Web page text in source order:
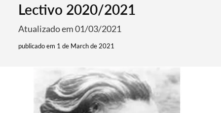
Lectivo 2020/2021
Atualizado em 01/03/2021
publicado em 1 de March de 2021